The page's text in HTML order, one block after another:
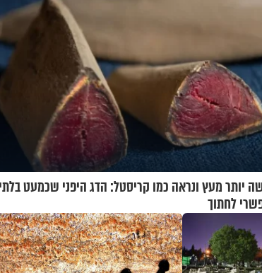
יותר מעץ ונראה כמו קריסטל: הדג היפני שכמעט בלתי
לחתוך